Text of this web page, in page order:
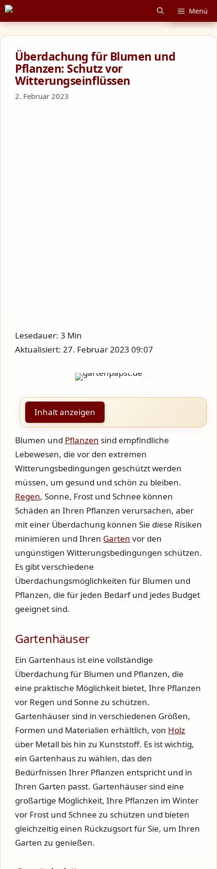
Zum
Inhalt
springen
Menü
Überdachung für Blumen und
Pflanzen: Schutz vor
Witterungseinflüssen
2. Februar 2023
Lesedauer: 3 Min
Aktualisiert: 27. Februar 2023 09:07
Inhalt anzeigen
Blumen und Pflanzen sind empfindliche
Lebewesen, die vor den extremen
Witterungsbedingungen geschützt werden
müssen, um gesund und schön zu bleiben.
Regen, Sonne, Frost und Schnee können
Schäden an Ihren Pflanzen verursachen, aber
mit einer Überdachung können Sie diese Risiken
minimieren und Ihren Garten vor den
ungünstigen Witterungsbedingungen schützen.
Es gibt verschiedene
Überdachungsmöglichkeiten für Blumen und
Pflanzen, die für jeden Bedarf und jedes Budget
geeignet sind.
Gartenhäuser
Ein Gartenhaus ist eine vollständige
Überdachung für Blumen und Pflanzen, die
eine praktische Möglichkeit bietet, Ihre Pflanzen
vor Regen und Sonne zu schützen.
Gartenhäuser sind in verschiedenen Größen,
Formen und Materialien erhältlich, von Holz
über Metall bis hin zu Kunststoff. Es ist wichtig,
ein Gartenhaus zu wählen, das den
Bedürfnissen Ihrer Pflanzen entspricht und in
Ihren Garten passt. Gartenhäuser sind eine
großartige Möglichkeit, Ihre Pflanzen im Winter
vor Frost und Schnee zu schützen und bieten
gleichzeitig einen Rückzugsort für Sie, um Ihren
Garten zu genießen.